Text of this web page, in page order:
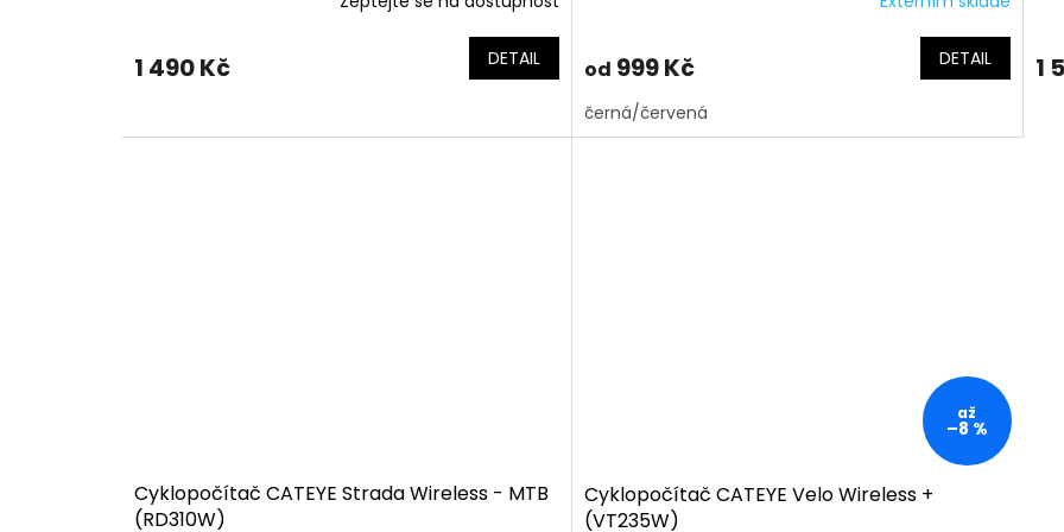
1 490 Kč DETAIL od 999 Kč DETAIL
černá/červená
1
Cyklopočítač CATEYE Strada Wireless - MTB
(RD310W)
až
–8 %
Cyklopočítač CATEYE Velo Wireless +
(VT235W)